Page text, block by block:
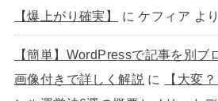
【爆上がり確実】
にケフィア より
【簡単】WordPressで記事を別ブ
画像付きで詳しく解説 に
【大変